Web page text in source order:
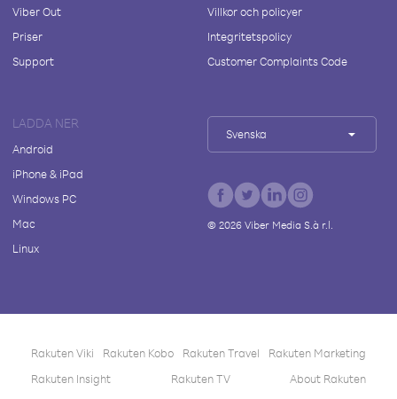
Viber Out
Priser
Support
Villkor och policyer
Integritetspolicy
Customer Complaints Code
LADDA NER
Android
iPhone & iPad
Windows PC
Mac
Linux
Svenska
© 2026Viber Media S.à r.l.
Rakuten Viki Rakuten Kobo Rakuten Travel
Rakuten Marketing
Rakuten Insight
Rakuten TV About Rakuten